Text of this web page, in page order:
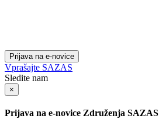
Prijava na e-novice
Vprašajte SAZAS
Sledite nam
×
Prijava na e-novice Združenja SAZAS